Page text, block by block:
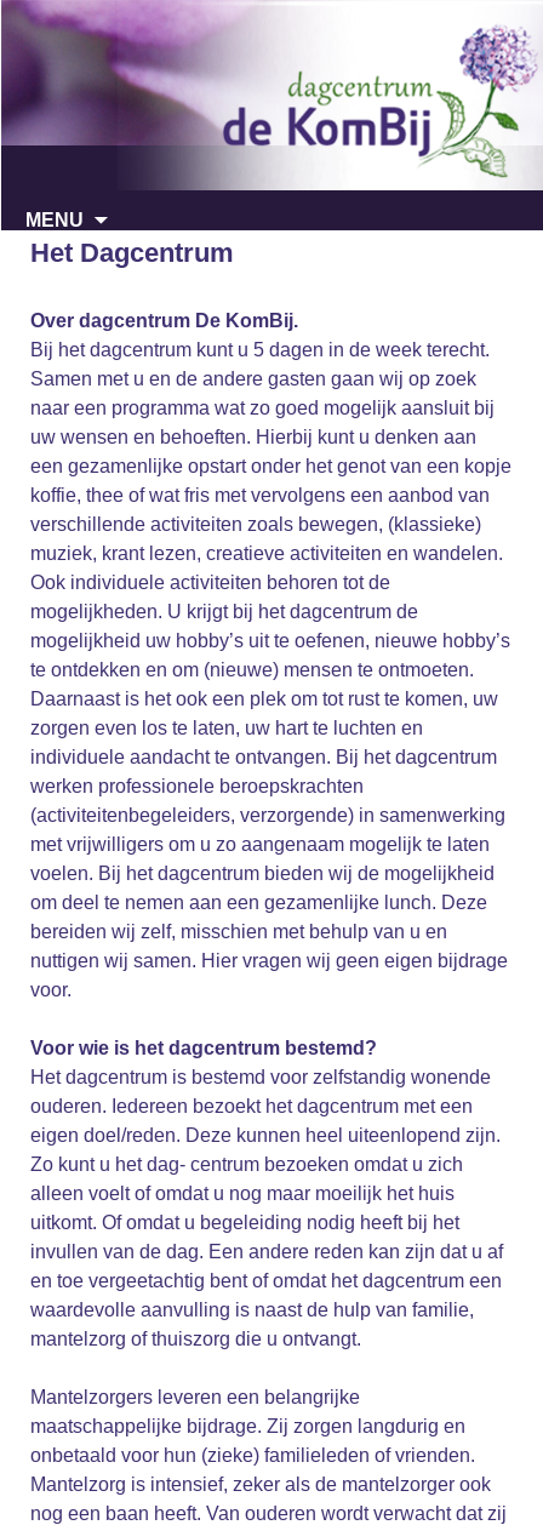
MENU
naar
de
Het Dagcentrum
Over dagcentrum De KomBij.
Bij het dagcentrum kunt u 5 dagen in de week terecht.
Samen met u en de andere gasten gaan wij op zoek
naar een programma wat zo goed mogelijk aansluit bij
uw wensen en behoeften. Hierbij kunt u denken aan
een gezamenlijke opstart onder het genot van een kopje
koffie, thee of wat fris met vervolgens een aanbod van
verschillende activiteiten zoals bewegen, (klassieke)
muziek, krant lezen, creatieve activiteiten en wandelen.
Ook individuele activiteiten behoren tot de
mogelijkheden. U krijgt bij het dagcentrum de
mogelijkheid uw hobby’s uit te oefenen, nieuwe hobby’s
te ontdekken en om (nieuwe) mensen te ontmoeten.
Daarnaast is het ook een plek om tot rust te komen, uw
zorgen even los te laten, uw hart te luchten en
individuele aandacht te ontvangen. Bij het dagcentrum
werken professionele beroepskrachten
(activiteitenbegeleiders, verzorgende) in samenwerking
met vrijwilligers om u zo aangenaam mogelijk te laten
voelen. Bij het dagcentrum bieden wij de mogelijkheid
om deel te nemen aan een gezamenlijke lunch. Deze
bereiden wij zelf, misschien met behulp van u en
nuttigen wij samen. Hier vragen wij geen eigen bijdrage
voor.
Voor wie is het dagcentrum bestemd?
Het dagcentrum is bestemd voor zelfstandig wonende
ouderen. Iedereen bezoekt het dagcentrum met een
eigen doel/reden. Deze kunnen heel uiteenlopend zijn.
Zo kunt u het dag- centrum bezoeken omdat u zich
alleen voelt of omdat u nog maar moeilijk het huis
uitkomt. Of omdat u begeleiding nodig heeft bij het
invullen van de dag. Een andere reden kan zijn dat u af
en toe vergeetachtig bent of omdat het dagcentrum een
waardevolle aanvulling is naast de hulp van familie,
mantelzorg of thuiszorg die u ontvangt.
Mantelzorgers leveren een belangrijke
maatschappelijke bijdrage. Zij zorgen langdurig en
onbetaald voor hun (zieke) familieleden of vrienden.
Mantelzorg is intensief, zeker als de mantelzorger ook
nog een baan heeft. Van ouderen wordt verwacht dat zij